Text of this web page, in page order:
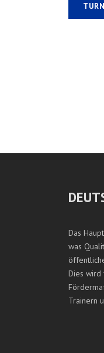
Das
was
Dies wird
Trainern